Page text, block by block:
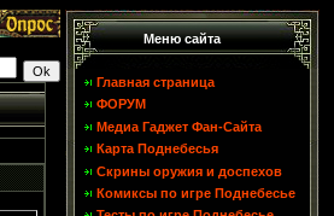
Меню сайта
Главная страница
ФОРУМ
Медиа Гаджет Фан-Сайта
Карта Поднебесья
Скрины оружия и доспехов
Комиксы по игре Поднебесье